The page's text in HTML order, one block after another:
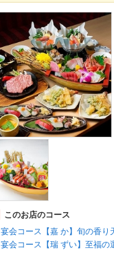
このお店のコース
宴会コース【嘉 か】旬の香
宴会コース【瑞 ずい】至福